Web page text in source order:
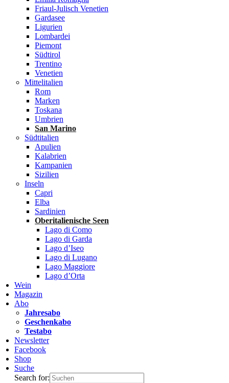
Friaul-Julisch Venetien
Gardasee
Ligurien
Lombardei
Piemont
Südtirol
Trentino
Venetien
Mittelitalien
Rom
Marken
Toskana
Umbrien
San Marino
Südtitalien
Apulien
Kalabrien
Kampanien
Sizilien
Inseln
Capri
Elba
Sardinien
Oberitalienische Seen
Lago di Como
Lago di Garda
Lago d’Iseo
Lago di Lugano
Lago Maggiore
Lago d’Orta
Wein
Magazin
Abo
Jahresabo
Geschenkabo
Testabo
Newsletter
Facebook
Shop
Suche
Search for: